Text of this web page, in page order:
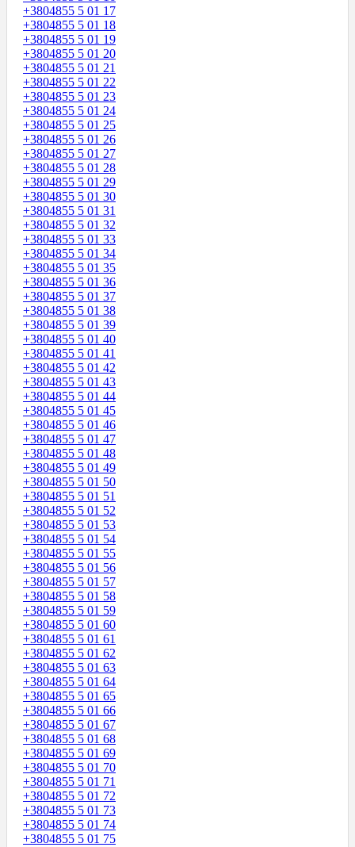
+3804855 5 01 17
+3804855 5 01 18
+3804855 5 01 19
+3804855 5 01 20
+3804855 5 01 21
+3804855 5 01 22
+3804855 5 01 23
+3804855 5 01 24
+3804855 5 01 25
+3804855 5 01 26
+3804855 5 01 27
+3804855 5 01 28
+3804855 5 01 29
+3804855 5 01 30
+3804855 5 01 31
+3804855 5 01 32
+3804855 5 01 33
+3804855 5 01 34
+3804855 5 01 35
+3804855 5 01 36
+3804855 5 01 37
+3804855 5 01 38
+3804855 5 01 39
+3804855 5 01 40
+3804855 5 01 41
+3804855 5 01 42
+3804855 5 01 43
+3804855 5 01 44
+3804855 5 01 45
+3804855 5 01 46
+3804855 5 01 47
+3804855 5 01 48
+3804855 5 01 49
+3804855 5 01 50
+3804855 5 01 51
+3804855 5 01 52
+3804855 5 01 53
+3804855 5 01 54
+3804855 5 01 55
+3804855 5 01 56
+3804855 5 01 57
+3804855 5 01 58
+3804855 5 01 59
+3804855 5 01 60
+3804855 5 01 61
+3804855 5 01 62
+3804855 5 01 63
+3804855 5 01 64
+3804855 5 01 65
+3804855 5 01 66
+3804855 5 01 67
+3804855 5 01 68
+3804855 5 01 69
+3804855 5 01 70
+3804855 5 01 71
+3804855 5 01 72
+3804855 5 01 73
+3804855 5 01 74
+3804855 5 01 75